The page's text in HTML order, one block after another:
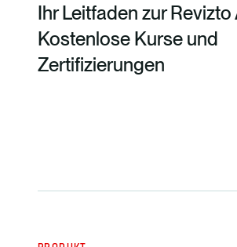
Ihr Leitfaden zur
Kostenlose Kurse und
Zertifizierungen